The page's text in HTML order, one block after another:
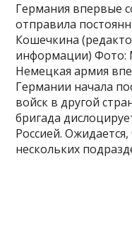
Германия впервые
отправила
Кошечкина
информации) Фото:
Немецкая армия
Германии начала
войск в другой
бригада
Россией.
нескольких